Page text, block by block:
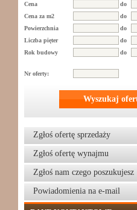
Cena
do
Cena za m2
do
Powierzchnia
do
Liczba pięter
do
Rok budowy
do
Nr oferty:
Wyszukaj
Zgłoś ofertę sprzedaży
Zgłoś ofertę wynajmu
Zgłoś nam czego poszukujesz
Powiadomienia na e-mail